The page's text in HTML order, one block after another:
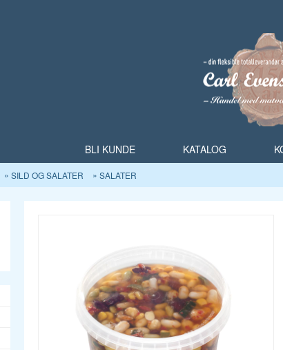
BLI KUNDE KATALOG
SILD OG SALATER SALATER